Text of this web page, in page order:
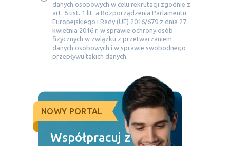
danych osobowych w celu rekrutacji zgodnie z
art. 6 ust. 1 lit. a Rozporządzenia Parlamentu
Europejskiego i Rady (UE) 2016/679 z dnia 27
kwietnia 2016 r. w sprawie ochrony osób
fizycznych w związku z przetwarzaniem
danych osobowych i w sprawie swobodnego
przepływu takich danych.
NOWY PORTAL
Współpracuj z